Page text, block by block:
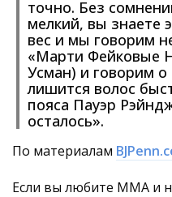
точно. Без
мелкий, вы знаете
вес и мы говорим
«Марти Фейковые
Усман) и говорим
лишится волос
пояса Пауэр
осталось».
По материалам
Если вы любите ММА и